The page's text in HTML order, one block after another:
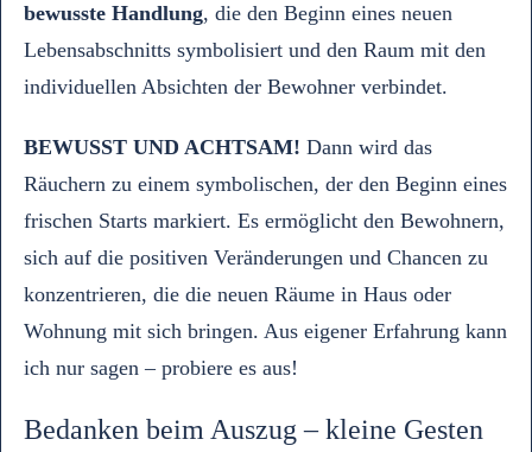
bewusste Handlung, die den Beginn eines neuen
Lebensabschnitts symbolisiert und den Raum mit den
individuellen Absichten der Bewohner verbindet.
BEWUSST UND ACHTSAM! Dann wird das
Räuchern zu einem symbolischen, der den Beginn eines
frischen Starts markiert. Es ermöglicht den Bewohnern,
sich auf die positiven Veränderungen und Chancen zu
konzentrieren, die die neuen Räume in Haus oder
Wohnung mit sich bringen. Aus eigener Erfahrung kann
ich nur sagen – probiere es aus!
Bedanken beim Auszug – kleine Gesten